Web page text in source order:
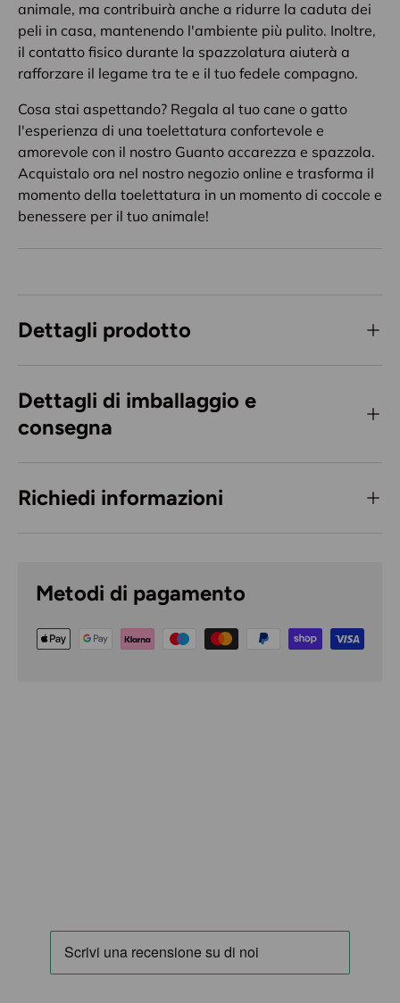
animale, ma contribuirà anche a ridurre la caduta dei
peli in casa, mantenendo l'ambiente più pulito. Inoltre,
il contatto fisico durante la spazzolatura aiuterà a
rafforzare il legame tra te e il tuo fedele compagno.
Cosa stai aspettando? Regala al tuo cane o gatto
l'esperienza di una toelettatura confortevole e
amorevole con il nostro Guanto accarezza e spazzola.
Acquistalo ora nel nostro negozio online e trasforma il
momento della toelettatura in un momento di coccole e
benessere per il tuo animale!
Dettagli prodotto
Dettagli di imballaggio e
consegna
Richiedi informazioni
Metodi di pagamento